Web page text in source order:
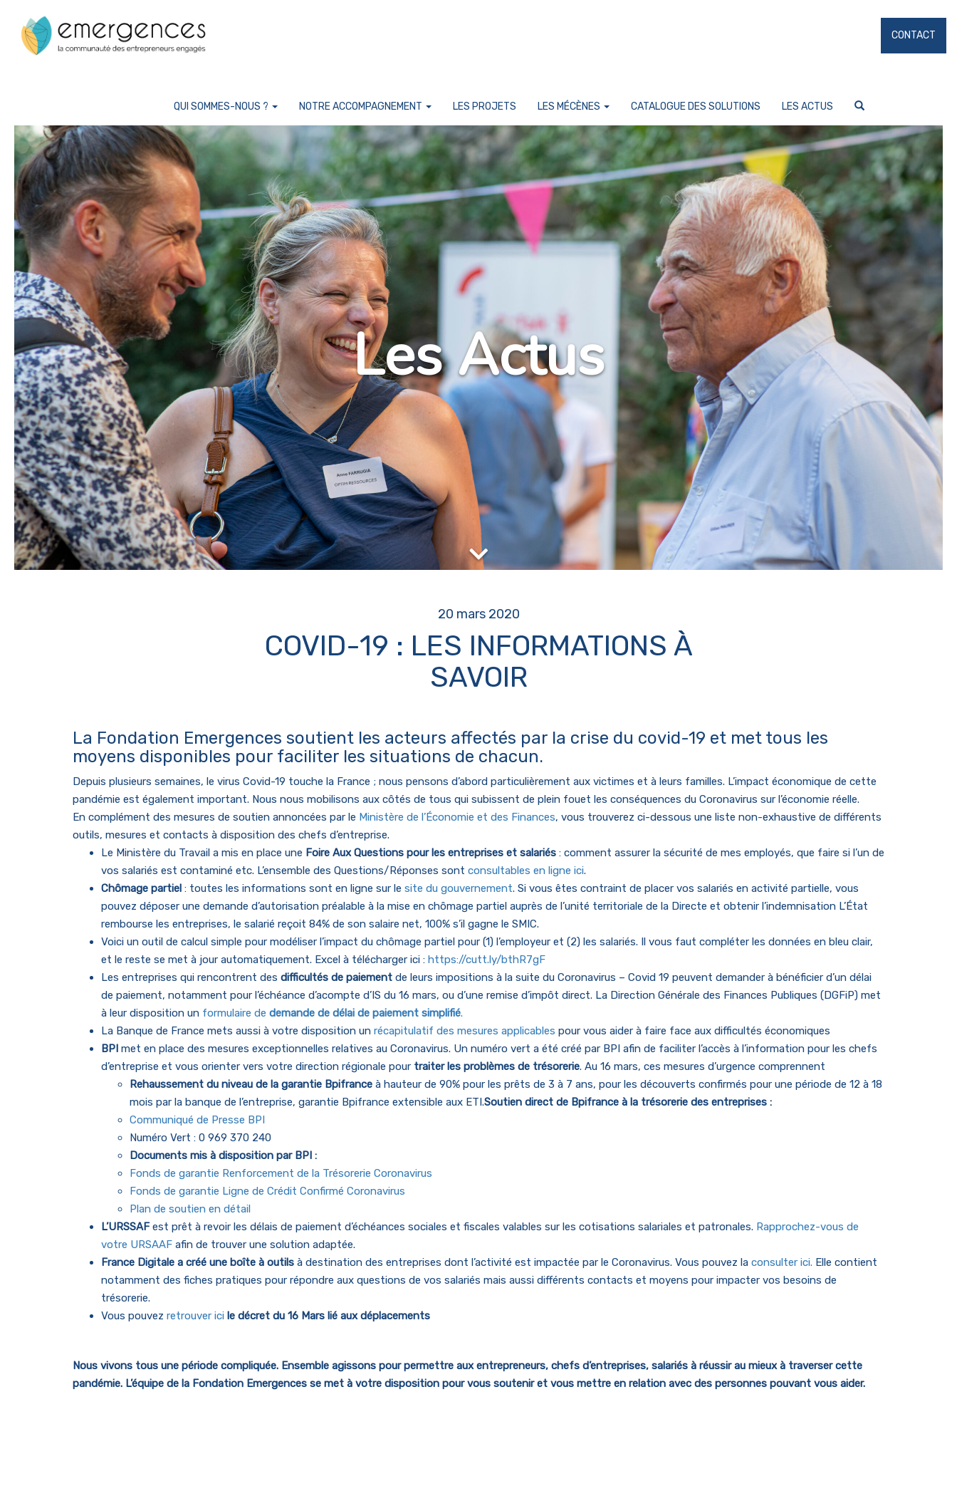
CONTACT
QUI SOMMES-NOUS ? NOTRE ACCOMPAGNEMENT LES PROJETS LES MÉCÈNES CATALOGUE DES SOLUTIONS LES ACTUS
Les Actus
20 mars 2020
COVID-19 : LES INFORMATIONS À
SAVOIR
La Fondation Emergences soutient les acteurs affectés par la crise du covid-19 et met tous les
moyens disponibles pour faciliter les situations de chacun.
Depuis plusieurs semaines, le virus Covid-19 touche la France ; nous pensons d’abord particulièrement aux victimes et à leurs familles. L’impact économique de cette
pandémie est également important. Nous nous mobilisons aux côtés de tous qui subissent de plein fouet les conséquences du Coronavirus sur l’économie réelle.
En complément des mesures de soutien annoncées par le Ministère de l’Économie et des Finances, vous trouverez ci-dessous une liste non-exhaustive de différents
outils, mesures et contacts à disposition des chefs d’entreprise.
Le Ministère du Travail a mis en place une Foire Aux Questions pour les entreprises et salariés : comment assurer la sécurité de mes employés, que faire si l’un de
vos salariés est contaminé etc. L’ensemble des Questions/Réponses sont consultables en ligne ici.
Chômage partiel : toutes les informations sont en ligne sur le site du gouvernement. Si vous êtes contraint de placer vos salariés en activité partielle, vous
pouvez déposer une demande d’autorisation préalable à la mise en chômage partiel auprès de l’unité territoriale de la Directe et obtenir l’indemnisation L’État
rembourse les entreprises, le salarié reçoit 84% de son salaire net, 100% s’il gagne le SMIC.
Voici un outil de calcul simple pour modéliser l’impact du chômage partiel pour (1) l’employeur et (2) les salariés. Il vous faut compléter les données en bleu clair,
et le reste se met à jour automatiquement. Excel à télécharger ici : https://cutt.ly/bthR7gF
Les entreprises qui rencontrent des difficultés de paiement de leurs impositions à la suite du Coronavirus – Covid 19 peuvent demander à bénéficier d’un délai
de paiement, notamment pour l’échéance d’acompte d’IS du 16 mars, ou d’une remise d’impôt direct. La Direction Générale des Finances Publiques (DGFiP) met
à leur disposition un formulaire de demande de délai de paiement simplifié.
La Banque de France mets aussi à votre disposition un récapitulatif des mesures applicables pour vous aider à faire face aux difficultés économiques
BPI met en place des mesures exceptionnelles relatives au Coronavirus. Un numéro vert a été créé par BPI afin de faciliter l’accès à l’information pour les chefs
d’entreprise et vous orienter vers votre direction régionale pour traiter les problèmes de trésorerie. Au 16 mars, ces mesures d’urgence comprennent
Rehaussement du niveau de la garantie Bpifrance à hauteur de 90% pour les prêts de 3 à 7 ans, pour les découverts confirmés pour une période de 12 à 18
mois par la banque de l’entreprise, garantie Bpifrance extensible aux ETI.Soutien direct de Bpifrance à la trésorerie des entreprises :
Communiqué de Presse BPI
Numéro Vert : 0 969 370 240
Documents mis à disposition par BPI :
Fonds de garantie Renforcement de la Trésorerie Coronavirus
Fonds de garantie Ligne de Crédit Confirmé Coronavirus
Plan de soutien en détail
L’URSSAF est prêt à revoir les délais de paiement d’échéances sociales et fiscales valables sur les cotisations salariales et patronales. Rapprochez-vous de
votre URSAAF afin de trouver une solution adaptée.
France Digitale a créé une boîte à outils à destination des entreprises dont l’activité est impactée par le Coronavirus. Vous pouvez la consulter ici. Elle contient
notamment des fiches pratiques pour répondre aux questions de vos salariés mais aussi différents contacts et moyens pour impacter vos besoins de
trésorerie.
Vous pouvez retrouver ici le décret du 16 Mars lié aux déplacements
Nous vivons tous une période compliquée. Ensemble agissons pour permettre aux entrepreneurs, chefs d’entreprises, salariés à réussir au mieux à traverser cette
pandémie. L’équipe de la Fondation Emergences se met à votre disposition pour vous soutenir et vous mettre en relation avec des personnes pouvant vous aider.